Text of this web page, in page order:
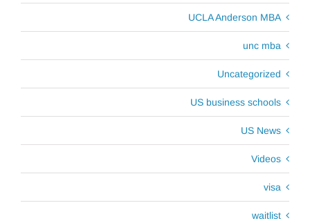
UCLA Anderson MBA
unc mba
Uncategorized
US business schools
US News
Videos
visa
waitlist